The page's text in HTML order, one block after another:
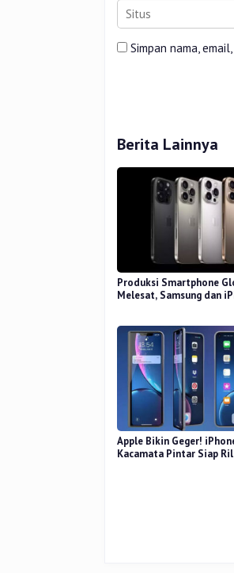
Simpan nama,
Berita Lainnya
Produksi Smartphone
Melesat, Samsung dan
Apple Bikin Geger!
Kacamata Pintar Siap